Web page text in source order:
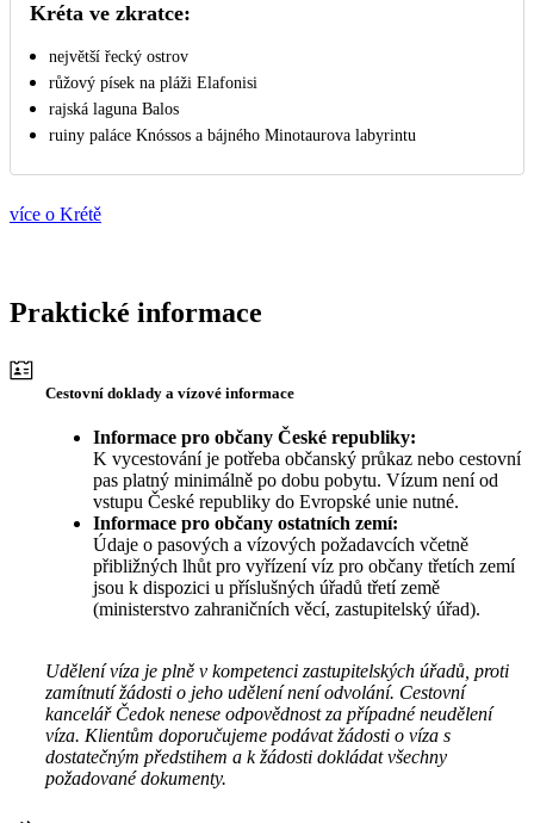
Kréta ve zkratce:
největší řecký ostrov
růžový písek na pláži Elafonisi
rajská laguna Balos
ruiny paláce Knóssos a bájného Minotaurova labyrintu
více o Krétě
Praktické informace
Cestovní doklady a vízové informace
Informace pro občany České republiky:
K vycestování je potřeba občanský průkaz nebo cestovní
pas platný minimálně po dobu pobytu. Vízum není od
vstupu České republiky do Evropské unie nutné.
Informace pro občany ostatních zemí:
Údaje o pasových a vízových požadavcích včetně
přibližných lhůt pro vyřízení víz pro občany třetích zemí
jsou k dispozici u příslušných úřadů třetí země
(ministerstvo zahraničních věcí, zastupitelský úřad).
Udělení víza je plně v kompetenci zastupitelských úřadů, proti
zamítnutí žádosti o jeho udělení není odvolání. Cestovní
kancelář Čedok nenese odpovědnost za případné neudělení
víza. Klientům doporučujeme podávat žádosti o víza s
dostatečným předstihem a k žádosti dokládat všechny
požadované dokumenty.